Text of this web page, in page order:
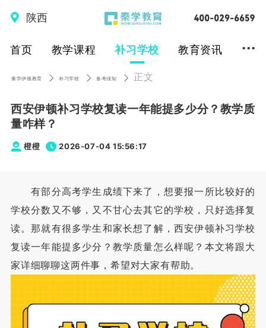
陕西
首页 教学课程 补习学校 教育资讯 ...
秦学伊顿教育 补习学校 备考须知 正文
西安伊顿补习学校复读一年能提多少分？教学质
量咋样？
橙橙 2026-07-04 15:56:17
有部分高考学生成绩下来了，想要报一所比较好的
学校分数又不够，又不甘心去其它的学校，只好选择复
读。那就有很多学生和家长想了解，西安伊顿补习学校
复读一年能提多少分？教学质量怎么样呢？本文将跟大
家详细聊聊这两件事，希望对大家有帮助。